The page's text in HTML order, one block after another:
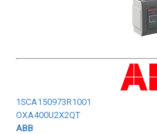
1SCA150973R1001
OXA400U2X2QT
ABB